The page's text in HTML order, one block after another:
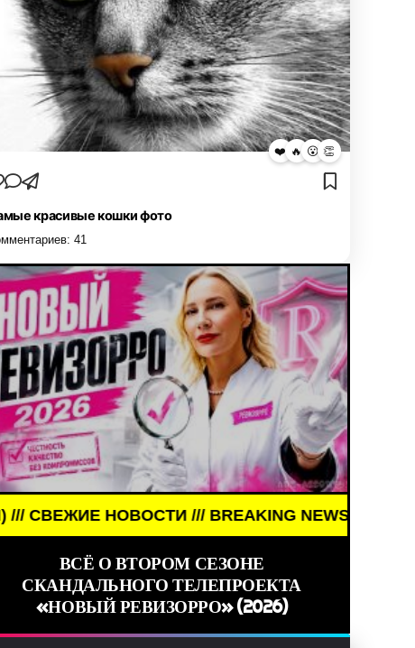
❤️ 🔥 😮 👏
красивые кошки фото
41
BREAKING NEWS /// НОВОСТИ (СМИ) ///
ВСЁ О ВТОРОМ СЕЗОНЕ
СКАНДАЛЬНОГО ТЕЛЕПРОЕКТА
«НОВЫЙ РЕВИЗОРРО» (2026)